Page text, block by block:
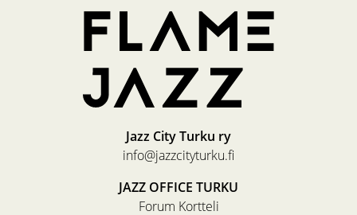
Jazz City Turku ry
info@jazzcityturku.fi
JAZZ OFFICE TURKU
Forum Kortteli